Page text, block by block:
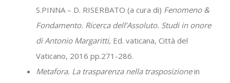
S.PINNA – D. RISERBATO (a cura di) Fenomeno &
Fondamento. Ricerca dell’Assoluto. Studi in onore
di Antonio Margaritti, Ed. vaticana, Città del
Vaticano, 2016 pp.271-286.
Metafora. La trasparenza nella trasposizionein